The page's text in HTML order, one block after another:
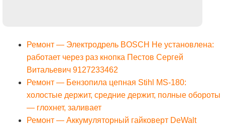
Ремонт — Электродрель BOSCH Не установлена:
работает через раз кнопка Пестов Сергей
Витальевич 9127233462
Ремонт — Бензопила цепная Stihl MS-180:
холостые держит, средние держит, полные обороты
— глохнет, заливает
Ремонт — Аккумуляторный гайковерт DeWalt